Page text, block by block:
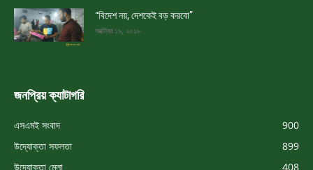
“বিদেশ নয়, দেশকেই বড় করবো”
অক্টোবর ১৯, ২০১৮
জনপ্রিয় ক্যাটাগরি
এসএমই সংবাদ
900
উদ্যোক্তা সফলতা
899
উদ্যোক্তা মেলা
408